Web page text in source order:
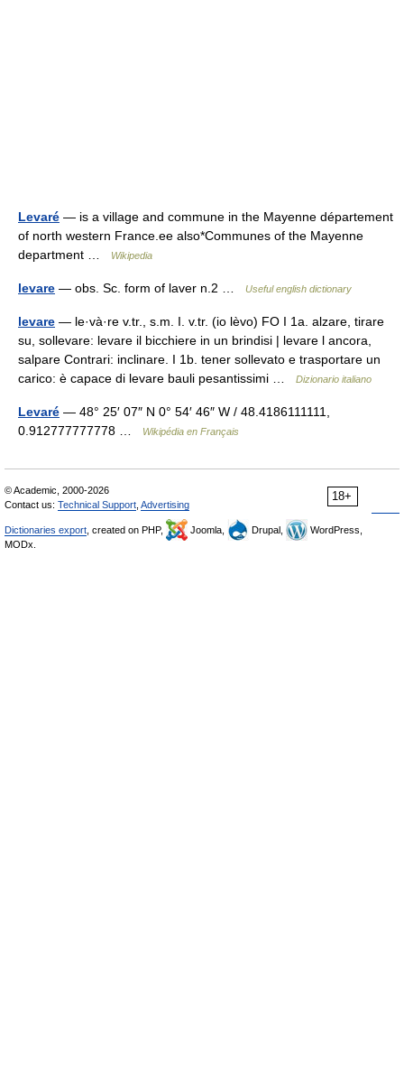
Levaré — is a village and commune in the Mayenne département
of north western France.ee also*Communes of the Mayenne
department …
Wikipedia
levare — obs. Sc. form of laver n.2 … Useful english dictionary
levare — le·và·re v.tr., s.m. I. v.tr. (io lèvo) FO I 1a. alzare, tirare
su, sollevare: levare il bicchiere in un brindisi | levare l ancora,
salpare Contrari: inclinare. I 1b. tener sollevato e trasportare un
carico: è capace di levare bauli pesantissimi …
Dizionario italiano
Levaré — 48° 25′ 07″ N 0° 54′ 46″ W / 48.4186111111,
0.912777777778 …
Wikipédia en Français
18+
© Academic, 2000-2026
Contact us: Technical Support Advertising
Dictionaries export , created on PHP, Joomla, Drupal,
WordPress,
MODx.